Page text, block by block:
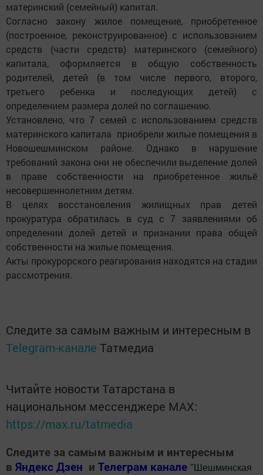
материнский (семейный) капитал.
Согласно закону жилое помещение, приобретенное
(построенное, реконструированное) с использованием
средств (части средств) материнского (семейного)
капитала, оформляется в общую собственность
родителей, детей (в том числе первого, второго,
третьего ребенка и последующих детей) с
определением размера долей по соглашению.
Установлено, что 7 семей с использованием средств
материнского капитала приобрели жилые помещения в
Новошешминском районе. Однако в нарушение
требований закона они не обеспечили выделение долей
в праве собственности на приобретенное жильё
несовершеннолетним детям.
В целях восстановления жилищных прав детей
прокуратура обратилась в суд с 7 заявлениями об
определении долей детей и признании права общей
собственности на жилые помещения.
Акты прокурорского реагирования находятся на стадии
рассмотрения.
Следите за самым важным и интересным в
Telegram-канале Татмедиа
Читайте новости Татарстана в
национальном мессенджере MАХ:
https://max.ru/tatmedia
Следите за самым важным и интересным
в Яндекс Дзен и Телеграм канале " Шешминская